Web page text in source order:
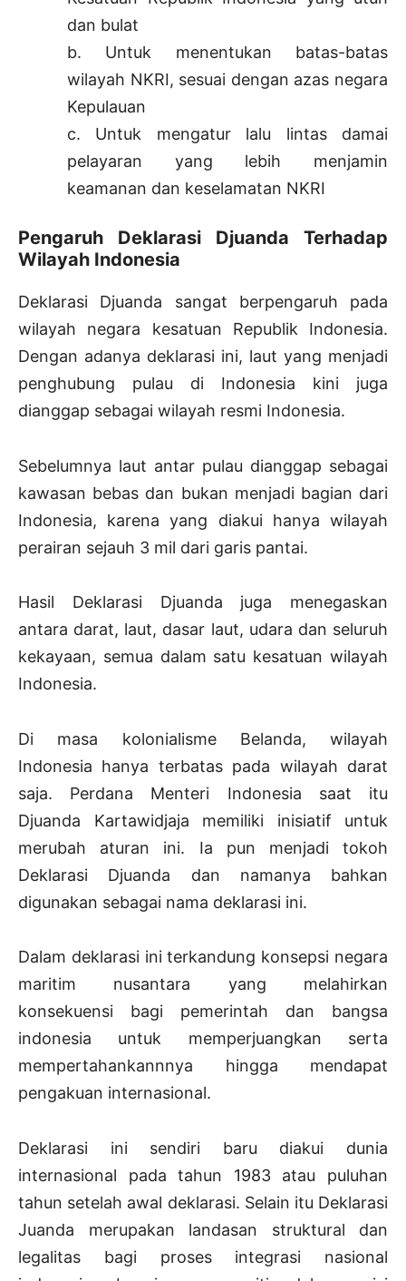
dan bulat
b. Untuk menentukan batas-batas
wilayah NKRI, sesuai dengan azas negara
Kepulauan
c. Untuk mengatur lalu lintas damai
pelayaran yang lebih menjamin
keamanan dan keselamatan NKRI
Pengaruh Deklarasi Djuanda Terhadap
Wilayah Indonesia
Deklarasi Djuanda sangat berpengaruh pada
wilayah negara kesatuan Republik Indonesia.
Dengan adanya deklarasi ini, laut yang menjadi
penghubung pulau di Indonesia kini juga
dianggap sebagai wilayah resmi Indonesia.
Sebelumnya laut antar pulau dianggap sebagai
kawasan bebas dan bukan menjadi bagian dari
Indonesia, karena yang diakui hanya wilayah
perairan sejauh 3 mil dari garis pantai.
Hasil Deklarasi Djuanda juga menegaskan
antara darat, laut, dasar laut, udara dan seluruh
kekayaan, semua dalam satu kesatuan wilayah
Indonesia.
Di masa kolonialisme Belanda, wilayah
Indonesia hanya terbatas pada wilayah darat
saja. Perdana Menteri Indonesia saat itu
Djuanda Kartawidjaja memiliki inisiatif untuk
merubah aturan ini. Ia pun menjadi tokoh
Deklarasi Djuanda dan namanya bahkan
digunakan sebagai nama deklarasi ini.
Dalam deklarasi ini terkandung konsepsi negara
maritim nusantara yang melahirkan
konsekuensi bagi pemerintah dan bangsa
indonesia untuk memperjuangkan serta
mempertahankannnya hingga mendapat
pengakuan internasional.
Deklarasi ini sendiri baru diakui dunia
internasional pada tahun 1983 atau puluhan
tahun setelah awal deklarasi. Selain itu Deklarasi
Juanda merupakan landasan struktural dan
legalitas bagi proses integrasi nasional